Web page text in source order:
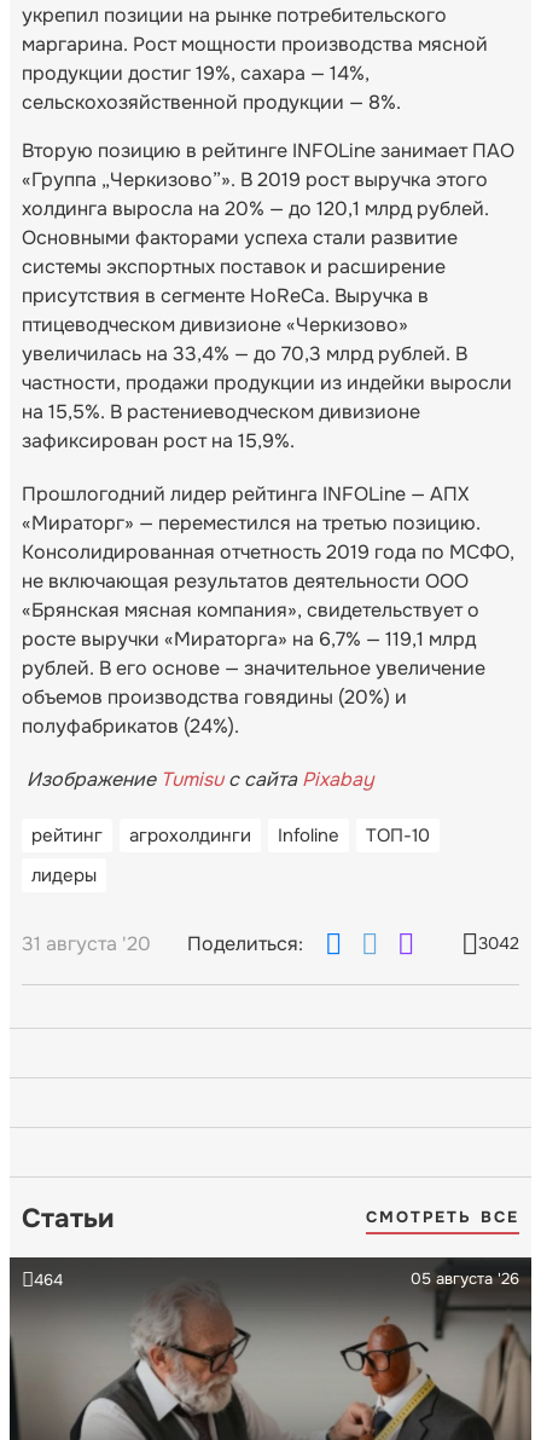
укрепил позиции на рынке потребительского
маргарина. Рост мощности производства мясной
продукции достиг 19%, сахара — 14%,
сельскохозяйственной продукции — 8%.
Вторую позицию в рейтинге INFOLine занимает ПАО
«Группа „Черкизово”». В 2019 рост выручка этого
холдинга выросла на 20% — до 120,1 млрд рублей.
Основными факторами успеха стали развитие
системы экспортных поставок и расширение
присутствия в сегменте HoReCa. Выручка в
птицеводческом дивизионе «Черкизово»
увеличилась на 33,4% — до 70,3 млрд рублей. В
частности, продажи продукции из индейки выросли
на 15,5%. В растениеводческом дивизионе
зафиксирован рост на 15,9%.
Прошлогодний лидер рейтинга INFOLine — АПХ
«Мираторг» — переместился на третью позицию.
Консолидированная отчетность 2019 года по МСФО,
не включающая результатов деятельности ООО
«Брянская мясная компания», свидетельствует о
росте выручки «Мираторга» на 6,7% — 119,1 млрд
рублей. В его основе — значительное увеличение
объемов производства говядины (20%) и
полуфабрикатов (24%).
Изображение Tumisuс сайтаPixabay
рейтинг агрохолдинги Infoline
ТОП-10
лидеры
31 августа '20 Поделиться: 3042
Статьи СМОТРЕТЬ ВСЕ
05 августа '26
464